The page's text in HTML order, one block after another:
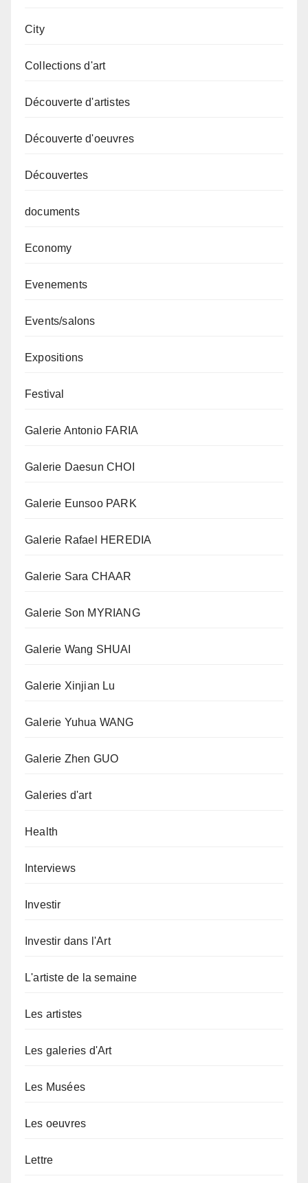
City
Collections d'art
Découverte d'artistes
Découverte d'oeuvres
Découvertes
documents
Economy
Evenements
Events/salons
Expositions
Festival
Galerie Antonio FARIA
Galerie Daesun CHOI
Galerie Eunsoo PARK
Galerie Rafael HEREDIA
Galerie Sara CHAAR
Galerie Son MYRIANG
Galerie Wang SHUAI
Galerie Xinjian Lu
Galerie Yuhua WANG
Galerie Zhen GUO
Galeries d'art
Health
Interviews
Investir
Investir dans l'Art
L'artiste de la semaine
Les artistes
Les galeries d'Art
Les Musées
Les oeuvres
Lettre